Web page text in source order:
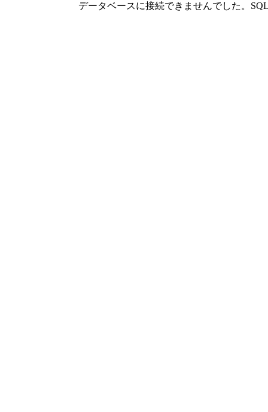
データベースに接続できませんでした。